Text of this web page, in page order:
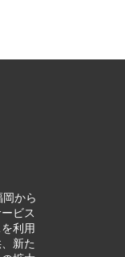
から
ビス
利用
新た